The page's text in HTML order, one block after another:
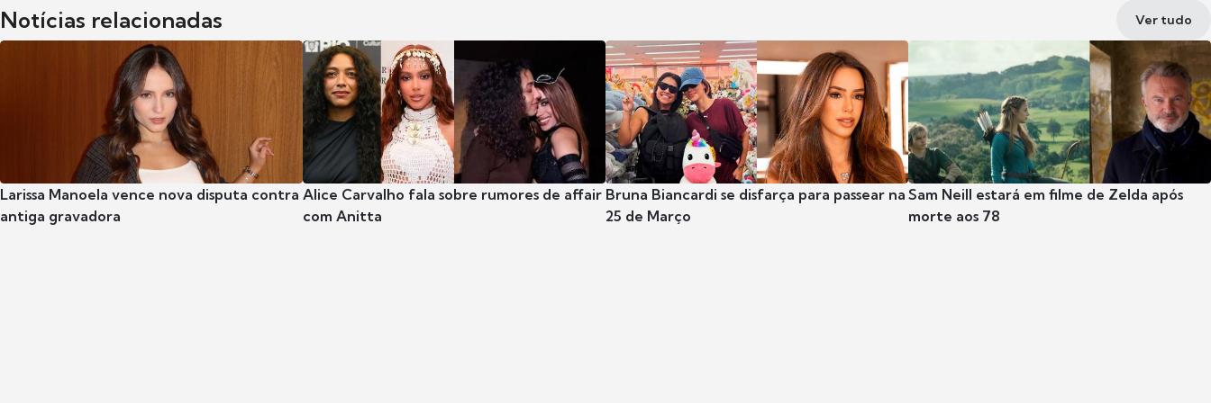
Notícias relacionadas Ver tudo
Larissa Manoela vence nova disputa contra
antiga gravadora
Alice Carvalho fala sobre rumores de affair
com Anitta
Bruna Biancardi se disfarça para passear na
25 de Março
Sam Neill estará em filme de Zelda após
morte aos 78